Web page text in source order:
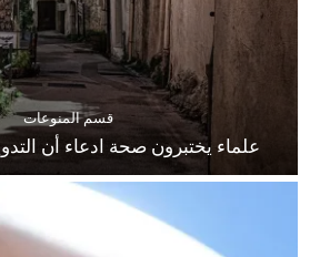
قسم المنوعات
علماء يختبرون صحة ادعاء أن